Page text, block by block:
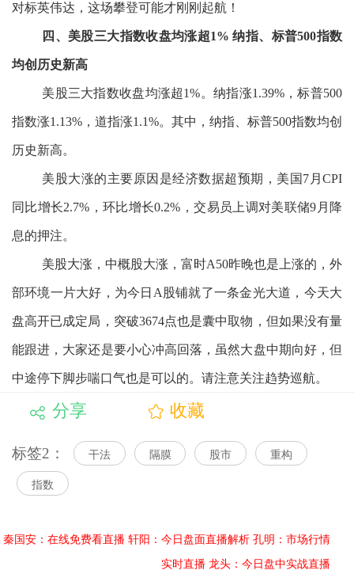
对标英伟达，这场攀登可能才刚刚起航！
四、美股三大指数收盘均涨超1% 纳指、标普500指数
均创历史新高
美股三大指数收盘均涨超1%。纳指涨1.39%，标普500
指数涨1.13%，道指涨1.1%。其中，纳指、标普500指数均创
历史新高。
美股大涨的主要原因是经济数据超预期，美国7月CPI
同比增长2.7%，环比增长0.2%，交易员上调对美联储9月降
息的押注。
美股大涨，中概股大涨，富时A50昨晚也是上涨的，外
部环境一片大好，为今日A股铺就了一条金光大道，今天大
盘高开已成定局，突破3674点也是囊中取物，但如果没有量
能跟进，大家还是要小心冲高回落，虽然大盘中期向好，但
中途停下脚步喘口气也是可以的。请注意关注趋势巡航。
分享 收藏
标签2： 干法 隔膜 股市 重构
指数
秦国安：在线免费看直播 轩阳：今日盘面直播解析 孔明：市场行情
实时直播 龙头：今日盘中实战直播